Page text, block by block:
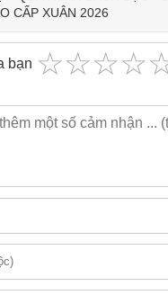
CẤP XUÂN 2026
bạn ☆☆☆☆
★★★★